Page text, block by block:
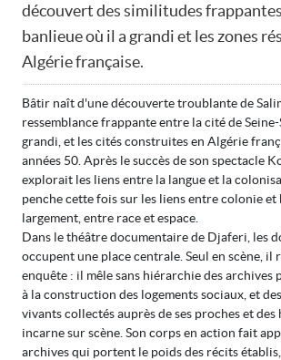
découvert des similitudes
banlieue où il a grandi et les zones
Algérie française.
Bâtir naît d'une découverte troublante de
ressemblance frappante entre la cité de
grandi, et les cités construites en Algérie
années 50. Après le succès de son spectacle
explorait les liens entre la langue et la
penche cette fois sur les liens entre colonie et
largement, entre race et espace.
Dans le théâtre documentaire de Djaferi, les
occupent une place centrale. Seul en scène, il
enquête : il mêle sans hiérarchie des archives
à la construction des logements sociaux, et
vivants collectés auprès de ses proches et des
incarne sur scène. Son corps en action fait
archives qui portent le poids des récits établis,